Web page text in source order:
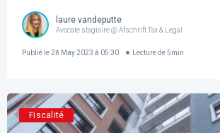
laure vandeputte
Avocate stagiaire @ Afschrift Tax & Legal
Publié le28 May 2023 à 05:30 Lecture de 5min
Fiscalité